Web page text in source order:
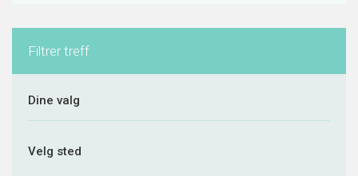
Filtrer treff
Dine valg
Velg sted